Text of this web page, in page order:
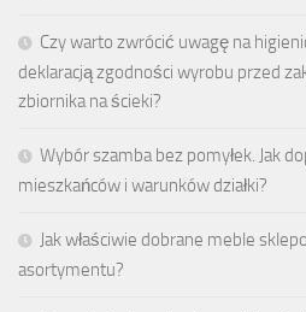
Czy warto zwrócić uwagę na
deklaracją zgodności wyrobu przed
zbiornika na ścieki?
Wybór szamba bez pomyłek. Jak
mieszkańców i warunków działki?
Jak właściwie dobrane meble
asortymentu?